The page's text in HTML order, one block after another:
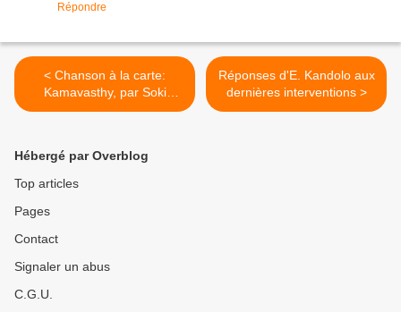
Répondre
< Chanson à la carte:
Kamavasthy, par Soki
Dianzenza
Réponses d'E. Kandolo aux
dernières interventions >
Hébergé par Overblog
Top articles
Pages
Contact
Signaler un abus
C.G.U.